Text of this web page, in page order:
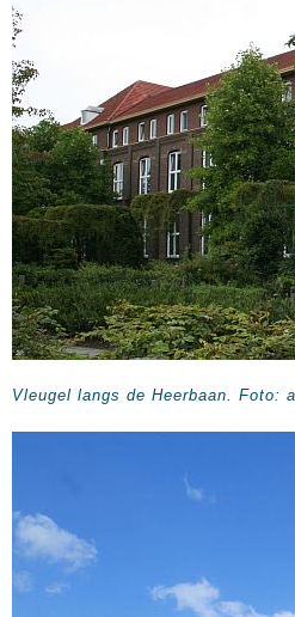
Vleugel langs de Heerbaan. Foto: